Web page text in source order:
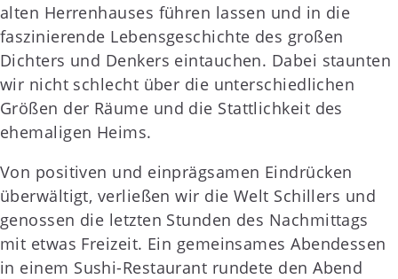
alten Herrenhauses führen lassen und in die
faszinierende Lebensgeschichte des großen
Dichters und Denkers eintauchen. Dabei staunten
wir nicht schlecht über die unterschiedlichen
Größen der Räume und die Stattlichkeit des
ehemaligen Heims.
Von positiven und einprägsamen Eindrücken
überwältigt, verließen wir die Welt Schillers und
genossen die letzten Stunden des Nachmittags
mit etwas Freizeit. Ein gemeinsames Abendessen
in einem Sushi-Restaurant rundete den Abend